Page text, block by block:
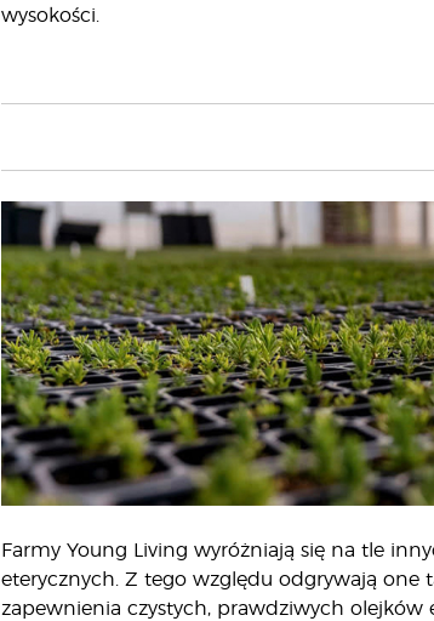
wysokości.
Farmy Young Living wyróżniają się na tle
eterycznych. Z tego względu odgrywają one
zapewnienia czystych, prawdziwych olejków